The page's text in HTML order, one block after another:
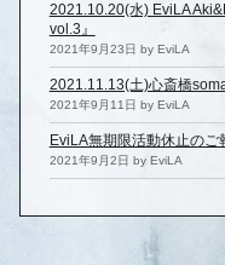
2021.10.20(水) EviLA
vol.3』
2021年9月23日 by EviLA
2021.11.13(土)心斎橋
2021年9月11日 by EviLA
EviLA無期限活動休止のご
2021年9月2日 by EviLA